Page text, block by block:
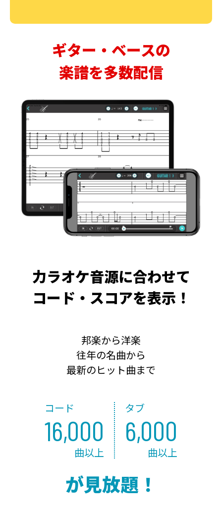
ギター・ベースの
楽譜を多数配信
力ラオケ音源に合わせて
コード・スコアを表示！
邦楽から洋楽
往年の名曲から
最新のヒット曲まで
コード
16,000
曲以上
タブ
6,000
曲以上
が見放題！